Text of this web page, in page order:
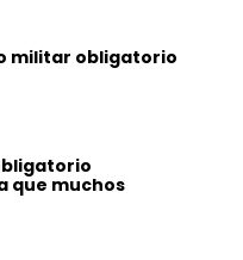
militar obligatorio
que muchos